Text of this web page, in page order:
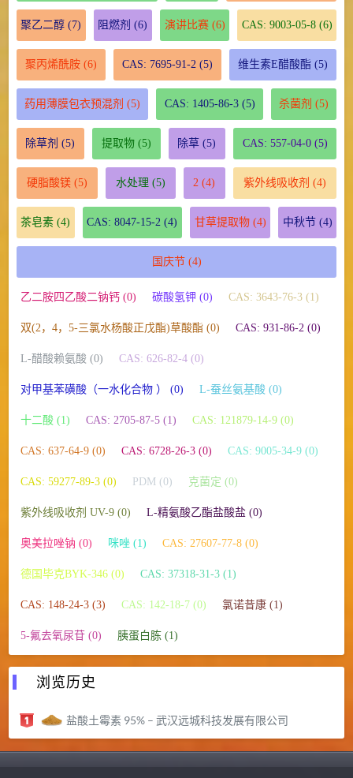
聚乙二醇 (7) 阻燃剂 (6) 演讲比赛(6) CAS: 9003-05-8(6)
聚丙烯酰胺(6) CAS: 7695-91-2 (5) 维生素E醋酸酯 (5)
药用薄膜包衣预混剂 (5) CAS: 1405-86-3(5) 杀菌剂 (5)
除草剂 (5) 提取物(5) 除草 (5) CAS: 557-04-0(5)
硬脂酸镁(5) 水处理 (5) 2 (4) 紫外线吸收剂 (4)
茶皂素 (4) CAS: 8047-15-2 (4) 甘草提取物(4) 中秋节(4)
国庆节(4)
乙二胺四乙酸二钠钙 (0) 碳酸氢钾 (0) CAS: 3643-76-3 (1)
双(2，4，5-三氯水杨酸正戊酯)草酸酯 (0) CAS: 931-86-2 (0)
L-醋酸赖氨酸 (0) CAS: 626-82-4 (0)
对甲基苯磺酸（一水化合物 ） (0) L-蚕丝氨基酸 (0)
十二酸 (1) CAS: 2705-87-5 (1) CAS: 121879-14-9 (0)
CAS: 637-64-9 (0) CAS: 6728-26-3 (0) CAS: 9005-34-9 (0)
CAS: 59277-89-3 (0) PDM (0) 克菌定 (0)
紫外线吸收剂 UV-9 (0) L-精氨酸乙酯盐酸盐 (0)
奥美拉唑钠 (0) 咪唑 (1) CAS: 27607-77-8 (0)
德国毕克BYK-346 (0) CAS: 37318-31-3 (1)
CAS: 148-24-3 (3) CAS: 142-18-7 (0) 氯诺昔康 (1)
5-氟去氧尿苷 (0) 胰蛋白胨 (1)
浏览历史
盐酸土霉素 95% – 武汉远城科技发展有限公司